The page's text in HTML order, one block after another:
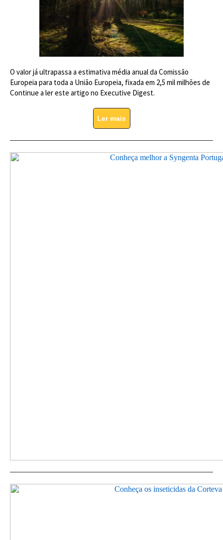
O valor já ultrapassa a estimativa média anual da Comissão
Europeia para toda a União Europeia, fixada em 2,5 mil milhões de
Continue a ler este artigo no Executive Digest.
Ler mais